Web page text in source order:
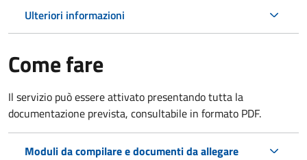
Ulteriori informazioni
Come fare
Il servizio può essere attivato presentando tutta la
documentazione prevista, consultabile in formato PDF.
Moduli da compilare e documenti da allegare